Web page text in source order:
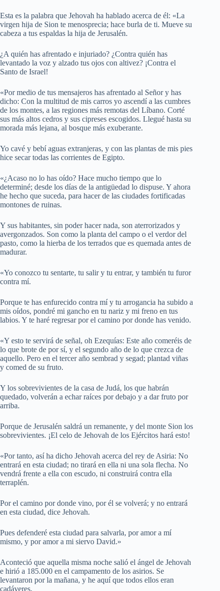
Esta es la palabra que Jehovah ha hablado acerca de él: «La
virgen hija de Sion te menosprecia; hace burla de ti. Mueve su
cabeza a tus espaldas la hija de Jerusalén.
¿A quién has afrentado e injuriado? ¿Contra quién has
levantado la voz y alzado tus ojos con altivez? ¡Contra el
Santo de Israel!
«Por medio de tus mensajeros has afrentado al Señor y has
dicho: Con la multitud de mis carros yo ascendí a las cumbres
de los montes, a las regiones más remotas del Líbano. Corté
sus más altos cedros y sus cipreses escogidos. Llegué hasta su
morada más lejana, al bosque más exuberante.
Yo cavé y bebí aguas extranjeras, y con las plantas de mis pies
hice secar todas las corrientes de Egipto.
«¿Acaso no lo has oído? Hace mucho tiempo que lo
determiné; desde los días de la antigüedad lo dispuse. Y ahora
he hecho que suceda, para hacer de las ciudades fortificadas
montones de ruinas.
Y sus habitantes, sin poder hacer nada, son aterrorizados y
avergonzados. Son como la planta del campo o el verdor del
pasto, como la hierba de los terrados que es quemada antes de
madurar.
«Yo conozco tu sentarte, tu salir y tu entrar, y también tu furor
contra mí.
Porque te has enfurecido contra mí y tu arrogancia ha subido a
mis oídos, pondré mi gancho en tu nariz y mi freno en tus
labios. Y te haré regresar por el camino por donde has venido.
«Y esto te servirá de señal, oh Ezequías: Este año comeréis de
lo que brote de por sí, y el segundo año de lo que crezca de
aquello. Pero en el tercer año sembrad y segad; plantad viñas
y comed de su fruto.
Y los sobrevivientes de la casa de Judá, los que habrán
quedado, volverán a echar raíces por debajo y a dar fruto por
arriba.
Porque de Jerusalén saldrá un remanente, y del monte Sion los
sobrevivientes. ¡El celo de Jehovah de los Ejércitos hará esto!
«Por tanto, así ha dicho Jehovah acerca del rey de Asiria: No
entrará en esta ciudad; no tirará en ella ni una sola flecha. No
vendrá frente a ella con escudo, ni construirá contra ella
terraplén.
Por el camino por donde vino, por él se volverá; y no entrará
en esta ciudad, dice Jehovah.
Pues defenderé esta ciudad para salvarla, por amor a mí
mismo, y por amor a mi siervo David.»
Aconteció que aquella misma noche salió el ángel de Jehovah
e hirió a 185.000 en el campamento de los asirios. Se
levantaron por la mañana, y he aquí que todos ellos eran
cadáveres.